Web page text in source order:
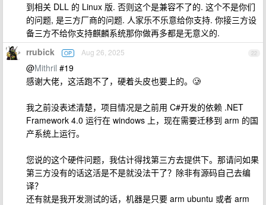
到相关 DLL 的 Linux 版. 否则这个是兼容不了的. 这个不是你们
的问题, 是三方厂商的问题. 人家乐不乐意给你支持. 你接三方设
备三方不给你支持麒麟系统那你做再多都是无意义的.
22
rrubick OP Aug 26, 2025
@Mithril #19
感谢大佬，这活跑不了，硬着头皮也要上的。🥲
我之前没表述清楚，项目情况是之前用 C#开发的依赖 .NET
Framework 4.0 运行在 windows 上，现在需要迁移到 arm 的国
产系统上运行。
您说的这个硬件问题，我估计得找第三方去提供下。那请问如果
第三方没有的话这活是不是就没法干了？除非有源码自己去编
译？
还有就是我开发测试的话，机器是只要 arm ubuntu 或者 arm